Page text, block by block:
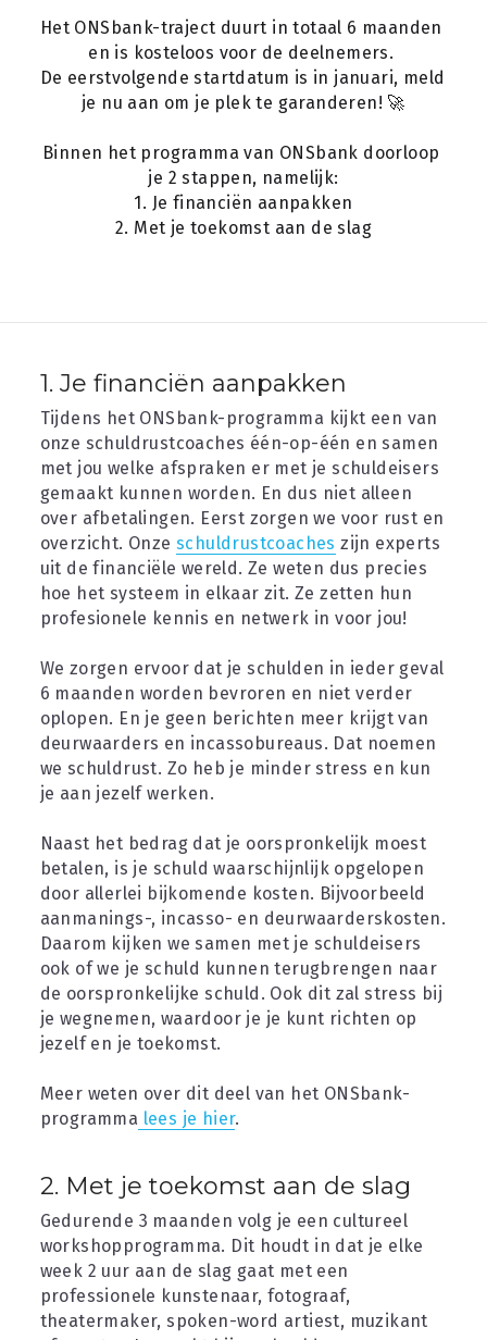
contact
Het ONSbank-traject duurt in totaal 6 maanden
en is kosteloos voor de deelnemers.
De eerstvolgende startdatum is in januari, meld
je nu aan om je plek te garanderen! 🚀
Binnen het programma van ONSbank doorloop
je 2 stappen, namelijk:
1. Je financiën aanpakken
2. Met je toekomst aan de slag
1. Je financiën aanpakken
Tijdens het ONSbank-programma kijkt een van
onze schuldrustcoaches één-op-één en samen
met jou welke afspraken er met je schuldeisers
gemaakt kunnen worden. En dus niet alleen
over afbetalingen. Eerst zorgen we voor rust en
overzicht. Onze schuldrustcoaches zijn experts
uit de financiële wereld. Ze weten dus precies
hoe het systeem in elkaar zit. Ze zetten hun
profesionele kennis en netwerk in voor jou!
We zorgen ervoor dat je schulden in ieder geval
6 maanden worden bevroren en niet verder
oplopen. En je geen berichten meer krijgt van
deurwaarders en incassobureaus. Dat noemen
we schuldrust. Zo heb je minder stress en kun
je aan jezelf werken.
Naast het bedrag dat je oorspronkelijk moest
betalen, is je schuld waarschijnlijk opgelopen
door allerlei bijkomende kosten. Bijvoorbeeld
aanmanings-, incasso- en deurwaarderskosten.
Daarom kijken we samen met je schuldeisers
ook of we je schuld kunnen terugbrengen naar
de oorspronkelijke schuld. Ook dit zal stress bij
je wegnemen, waardoor je je kunt richten op
jezelf en je toekomst.
Meer weten over dit deel van het ONSbank-
programma lees je hier.
2. Met je toekomst aan de slag
Gedurende 3 maanden volg je een cultureel
workshopprogramma. Dit houdt in dat je elke
week 2 uur aan de slag gaat met een
professionele kunstenaar, fotograaf,
theatermaker, spoken-word artiest, muzikant